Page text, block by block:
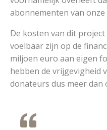
abonnementen van
De kosten van dit
voelbaar zijn op de
miljoen euro aan eigen
hebben de vrijgevigheid
donateurs dus meer dan